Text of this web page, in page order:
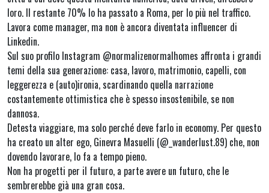
loro. Il restante 70% lo ha passato a Roma, per lo più nel traffico.
Lavora come manager, ma non è ancora diventata influencer di
Linkedin.
Sul suo profilo Instagram @normalizenormalhomes affronta i grandi
temi della sua generazione: casa, lavoro, matrimonio, capelli, con
leggerezza e (auto)ironia, scardinando quella narrazione
costantemente ottimistica che è spesso insostenibile, se non
dannosa.
Detesta viaggiare, ma solo perché deve farlo in economy. Per questo
ha creato un alter ego, Ginevra Masuelli (@_wanderlust.89) che, non
dovendo lavorare, lo fa a tempo pieno.
Non ha progetti per il futuro, a parte avere un futuro, che le
sembrerebbe già una gran cosa.